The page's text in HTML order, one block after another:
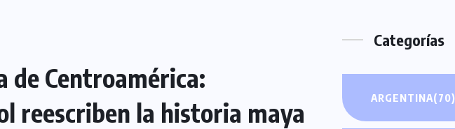
de Centroamérica:
reescriben la historia maya
Categorías
ARGENTINA(70)